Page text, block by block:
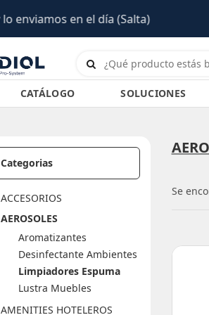
CATÁLOGO SOLUCIONES
Categorias
ACCESORIOS
Baldes y Prensas
Carros
Escobas / Cepillos /
Secadores
Esponjas / Rejillas /
Trapos Pisos
Extensibles / Equipos
AEROSOLES
Aromatizantes
Desinfectante Ambientes
Limpiadores Espuma
Lustra Muebles
AMENITIES HOTELEROS
Se